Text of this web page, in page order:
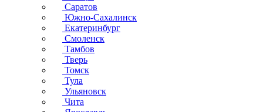
Саратов
Южно-Сахалинск
Екатеринбург
Смоленск
Тамбов
Тверь
Томск
Тула
Ульяновск
Чита